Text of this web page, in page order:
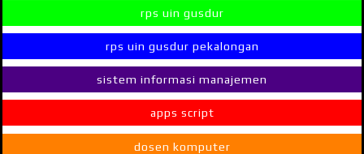
rps uin gusdur
rps uin gusdur pekalongan
sistem informasi manajemen
apps script
dosen komputer